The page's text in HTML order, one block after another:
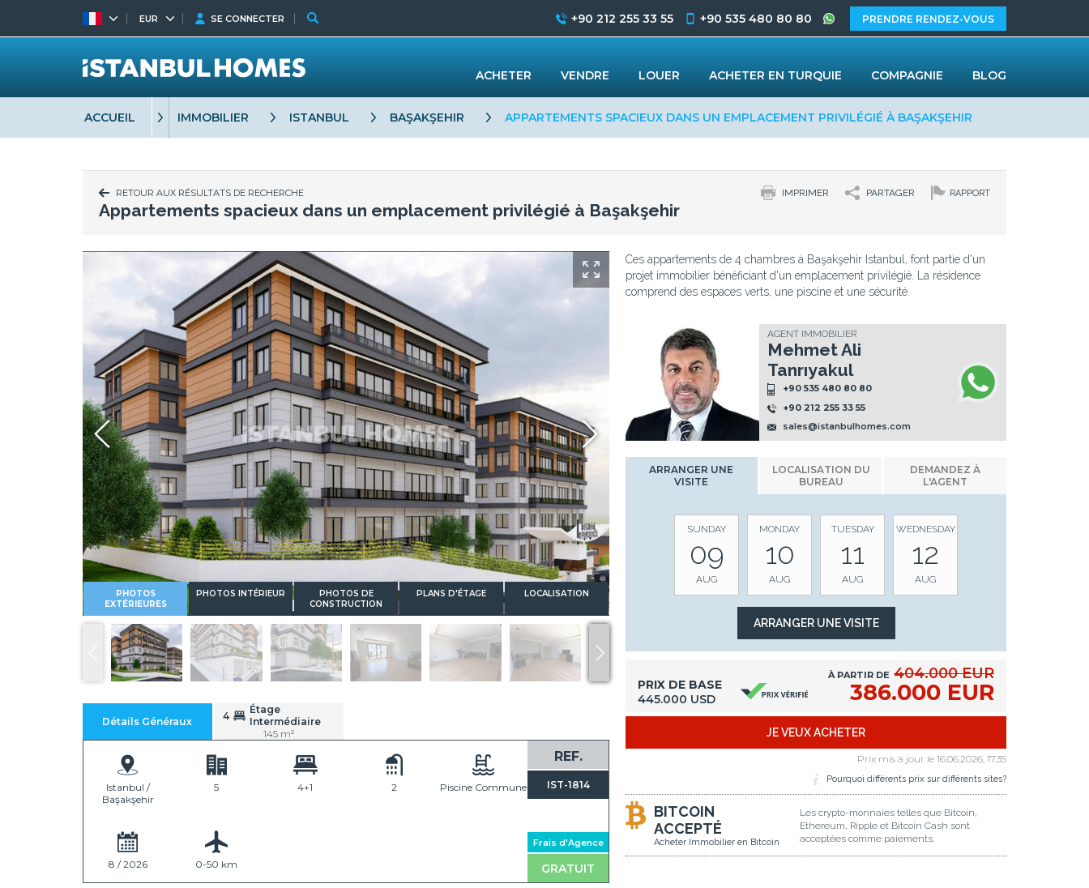
ACCUEIL IMMOBILIER ISTANBUL BAŞAKŞEHIR APPARTEMENTS SPACIEUX DANS UN EMPLACEMENT PRIVILÉGIÉ À BAŞAKŞEHIR
RETOUR AUX RÉSULTATS DE RECHERCHE RAPPORT
PARTAGER
IMPRIMER
Appartements spacieux dans un emplacement privilégié à Başakşehir
PHOTOS
EXTÉRIEURES
PHOTOS INTÉRIEUR
PHOTOS DE
CONSTRUCTION
PLANS D'ÉTAGE LOCALISATION
Détails Généraux 4
Étage
Intermédiaire
145 m²
REF.
IST-1814
Frais d'Agence
GRATUIT
Istanbul /
Başakşehir
5 4+1 2 Piscine Commune
8 / 2026 0-50 km
Ces appartements de 4 chambres à Başakşehir Istanbul, font partie d'un
projet immobilier bénéficiant d'un emplacement privilégié. La résidence
comprend des espaces verts, une piscine et une sécurité.
AGENT IMMOBILIER
Mehmet Ali
Tanrıyakul
+90 535 480 80 80
+90 212 255 33 55
sales@istanbulhomes.com
Whatsapp
ARRANGER UNE
VISITE
LOCALISATION DU
BUREAU
DEMANDEZ À
L'AGENT
SUNDAY
09
AUG
MONDAY
10
AUG
TUESDAY
11
AUG
WEDNESDAY
12
AUG
PRIX DE BASE
445.000 USD
À PARTIR DE 404.000 EUR
386.000 EUR
JE VEUX ACHETER
Prix mis à jour le 16.06.2026, 17.35
Pourquoi différents prix sur différents sites?
BITCOIN
ACCEPTÉ
Acheter Immobilier en Bitcoin
Les crypto-monnaies telles que Bitcoin,
Ethereum, Ripple et Bitcoin Cash sont
acceptées comme paiements.
EUR SE CONNECTER +90 212 255 33 55 +90 535 480 80 80 PRENDRE RENDEZ-VOUS
ACHETER VENDRE LOUER ACHETER EN TURQUIE COMPAGNIE BLOG